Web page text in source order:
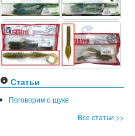
Статьи
Поговорим о щуке
Все статьи >>